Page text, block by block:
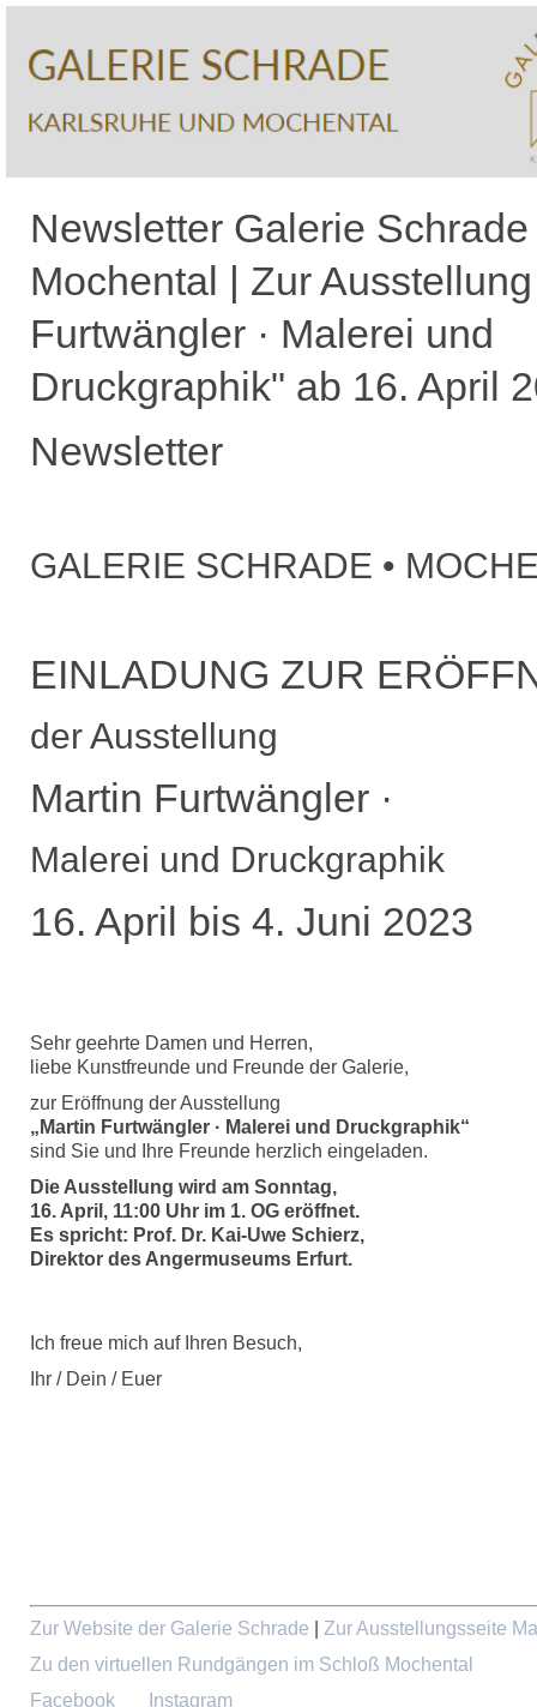
Newsletter Galerie Schrade
Mochental | Zur
Furtwängler · Malerei und
Druckgraphik" ab 16. April
Newsletter
GALERIE SCHRADE •
EINLADUNG ZUR
der Ausstellung
Martin Furtwängler ·
Malerei und Druckgraphik
16. April bis 4. Juni 2023
Sehr geehrte Damen und Herren,
liebe Kunstfreunde und Freunde der Galerie,
zur Eröffnung der Ausstellung
„Martin Furtwängler · Malerei und Druckgraphik“
sind Sie und Ihre Freunde herzlich eingeladen.
Die Ausstellung wird am Sonntag,
16. April, 11:00 Uhr im 1. OG eröffnet.
Es spricht: Prof. Dr. Kai-Uwe Schierz,
Direktor des Angermuseums Erfurt.
Ich freue mich auf Ihren Besuch,
Ihr / Dein / Euer
Zur Website der Galerie Schrade
Zur Ausstellungsseite
Zu den virtuellen Rundgängen im Schloß Mochental
Facebook
Instagram